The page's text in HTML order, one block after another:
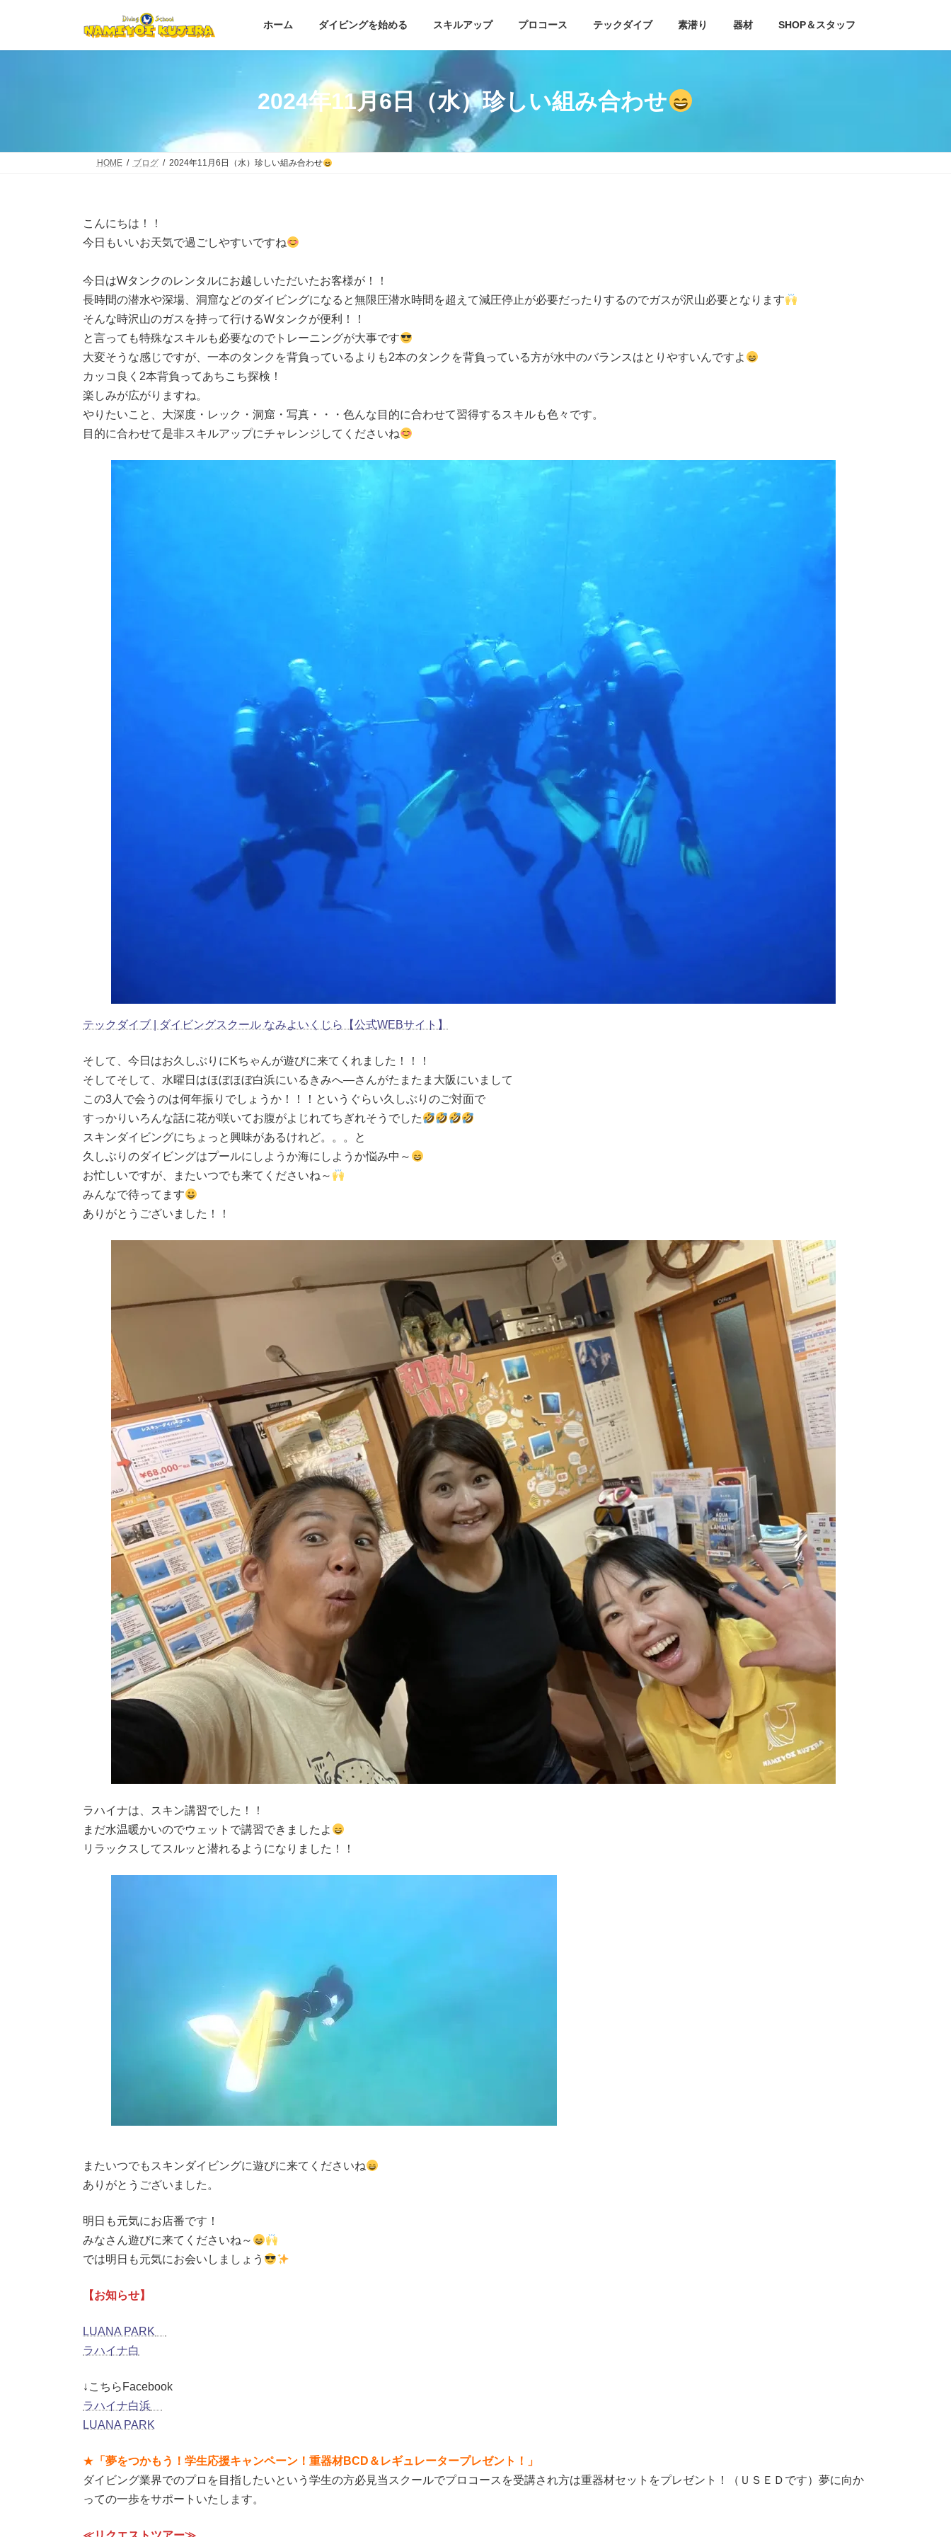
ン
ー
ホーム ダイビングを始める スキルアップ プロコース テックダイブ 素潜り 器材 SHOP＆スタッフ
2024年11月6日（水）珍しい組み合わせ
HOME ブログ 2024年11月6日（水）珍しい組み合わせ
こんにちは！！
今日もいいお天気で過ごしやすいですね
今日はWタンクのレンタルにお越しいただいたお客様が！！
長時間の潜水や深場、洞窟などのダイビングになると無限圧潜水時間を超えて減圧停止が必要だったりするのでガスが沢山必要となります
そんな時沢山のガスを持って行けるWタンクが便利！！
と言っても特殊なスキルも必要なのでトレーニングが大事です
大変そうな感じですが、一本のタンクを背負っているよりも2本のタンクを背負っている方が水中のバランスはとりやすいんですよ
カッコ良く2本背負ってあちこち探検！
楽しみが広がりますね。
やりたいこと、大深度・レック・洞窟・写真・・・色んな目的に合わせて習得するスキルも色々です。
目的に合わせて是非スキルアップにチャレンジしてくださいね
テックダイブ | ダイビングスクール なみよいくじら【公式WEBサイト】
そして、今日はお久しぶりにKちゃんが遊びに来てくれました！！！
そしてそして、水曜日はほぼほぼ白浜にいるきみへ―さんがたまたま大阪にいまして
この3人で会うのは何年振りでしょうか！！！というぐらい久しぶりのご対面で
すっかりいろんな話に花が咲いてお腹がよじれてちぎれそうでした
スキンダイビングにちょっと興味があるけれど。。。と
久しぶりのダイビングはプールにしようか海にしようか悩み中～
お忙しいですが、またいつでも来てくださいね～
みんなで待ってます
ありがとうございました！！
ラハイナは、スキン講習でした！！
まだ水温暖かいのでウェットで講習できましたよ
リラックスしてスルッと潜れるようになりました！！
またいつでもスキンダイビングに遊びに来てくださいね
ありがとうございました。
明日も元気にお店番です！
みなさん遊びに来てくださいね～
では明日も元気にお会いしましょう
【お知らせ】
LUANA PARK
ラハイナ白
↓こちらFacebook
ラハイナ白浜
LUANA PARK
★ 「夢をつかもう！学生応援キャンペーン！重器材BCD＆レギュレータープレゼント！」
ダイビング業界でのプロを目指したいという学生の方必見当スクールでプロコースを受講され方は重器材セットをプレゼント！（ＵＳＥＤです）夢に向か
っての一歩をサポートいたします。